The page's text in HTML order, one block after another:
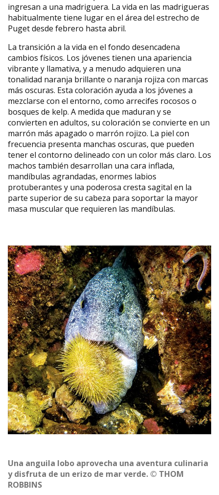
ingresan a una madriguera. La vida en las madrigueras
habitualmente tiene lugar en el área del estrecho de
Puget desde febrero hasta abril.
La transición a la vida en el fondo desencadena
cambios físicos. Los jóvenes tienen una apariencia
vibrante y llamativa, y a menudo adquieren una
tonalidad naranja brillante o naranja rojiza con marcas
más oscuras. Esta coloración ayuda a los jóvenes a
mezclarse con el entorno, como arrecifes rocosos o
bosques de kelp. A medida que maduran y se
convierten en adultos, su coloración se convierte en un
marrón más apagado o marrón rojizo. La piel con
frecuencia presenta manchas oscuras, que pueden
tener el contorno delineado con un color más claro. Los
machos también desarrollan una cara inflada,
mandíbulas agrandadas, enormes labios
protuberantes y una poderosa cresta sagital en la
parte superior de su cabeza para soportar la mayor
masa muscular que requieren las mandíbulas.
Una anguila lobo aprovecha una aventura culinaria
y disfruta de un erizo de mar verde. © THOM
ROBBINS